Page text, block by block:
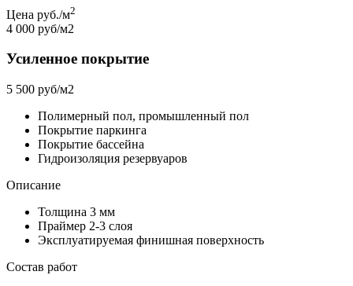
Цена руб./м2
4 000 руб/м2
Усиленное покрытие
5 500 руб/м2
Полимерный пол, промышленный пол
Покрытие паркинга
Покрытие бассейна
Гидроизоляция резервуаров
Описание
Толщина 3 мм
Праймер 2-3 слоя
Эксплуатируемая финишная поверхность
Состав работ